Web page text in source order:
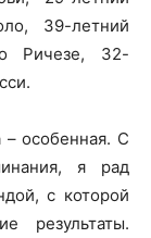
39-летний
Ричезе, 32-
особенная. С
я рад
с которой
результаты.